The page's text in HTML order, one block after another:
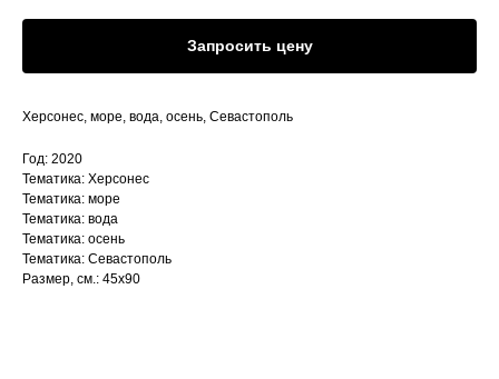
Запросить цену
Херсонес, море, вода, осень, Севастополь
Год: 2020
Тематика: Херсонес
Тематика: море
Тематика: вода
Тематика: осень
Тематика: Севастополь
Размер, см.: 45х90